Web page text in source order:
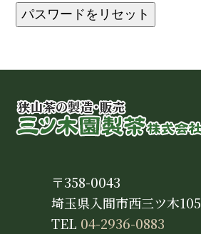
パスワードをリセット
〒358-0043
埼玉県入間市西三ツ木105
TEL 04-2936-0883